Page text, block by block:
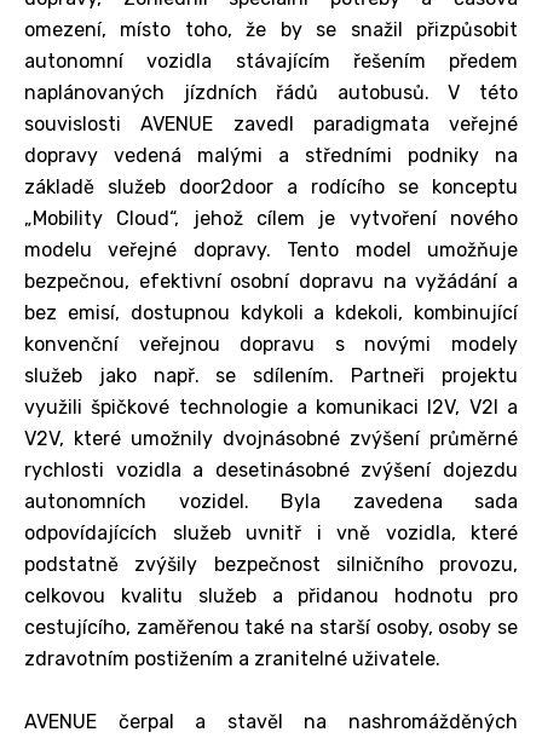
omezení, místo toho, že by se snažil přizpůsobit
autonomní vozidla stávajícím řešením předem
naplánovaných jízdních řádů autobusů. V této
souvislosti AVENUE zavedl paradigmata veřejné
dopravy vedená malými a středními podniky na
základě služeb door2door a rodícího se konceptu
„Mobility Cloud“, jehož cílem je vytvoření nového
modelu veřejné dopravy. Tento model umožňuje
bezpečnou, efektivní osobní dopravu na vyžádání a
bez emisí, dostupnou kdykoli a kdekoli, kombinující
konvenční veřejnou dopravu s novými modely
služeb jako např. se sdílením. Partneři projektu
využili špičkové technologie a komunikaci I2V, V2I a
V2V, které umožnily dvojnásobné zvýšení průměrné
rychlosti vozidla a desetinásobné zvýšení dojezdu
autonomních vozidel. Byla zavedena sada
odpovídajících služeb uvnitř i vně vozidla, které
podstatně zvýšily bezpečnost silničního provozu,
celkovou kvalitu služeb a přidanou hodnotu pro
cestujícího, zaměřenou také na starší osoby, osoby se
zdravotním postižením a zranitelné uživatele.
AVENUE čerpal a stavěl na nashromážděných